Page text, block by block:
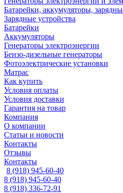
Батарейки, аккумуляторы,
Зарядные устройства
Батарейки
Аккумуляторы
Генераторы электроэнергии
Бензо-дизельные генераторы
Фотоэлектрические установки
Матрас
Как купить
Условия оплаты
Условия доставки
Гарантия на товар
Компания
О компании
Статьи и новости
Контакты
Отзывы
Контакты
8 (918) 945-60-40
8 (918) 945-60-40
8 (918) 336-72-91